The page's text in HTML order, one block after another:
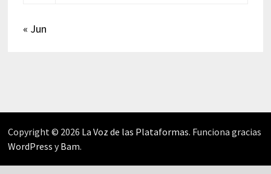
« Jun
Copyright © 2026 La Voz de las Plataformas. Funciona gracias
WordPress yBam.